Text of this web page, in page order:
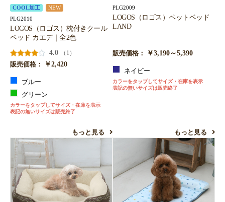
COOL加工 NEW
PLG2010
LOGOS（ロゴス）枕付きクール
ベッド カエデ｜全2色
4.0
（1）
販売価格：
￥2,420
ブルー
グリーン
カラーをタップしてサイズ・在庫を表示
表記の無いサイズは販売終了
もっと見る
PLG2009
LOGOS（ロゴス）ペットベッド
LAND
販売価格： ￥3,190～5,390
ネイビー
カラーをタップしてサイズ・在庫を表示
表記の無いサイズは販売終了
もっと見る